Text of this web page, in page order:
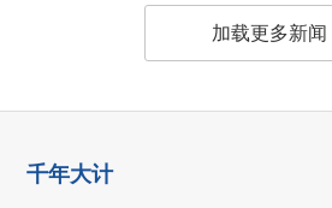
加载更多新闻
千年大计